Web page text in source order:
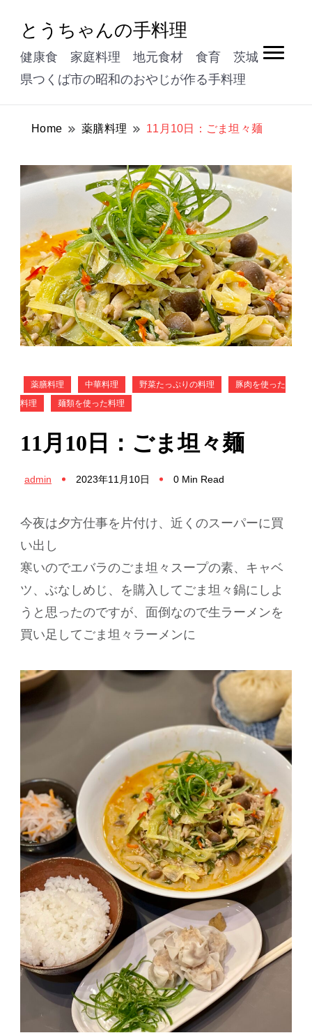
とうちゃんの手料理
健康食 家庭料理 地元食材 食育 茨城
県つくば市の昭和のおやじが作る手料理
Home 薬膳料理 11月10日：ごま坦々麺
薬膳料理 中華料理 野菜たっぷりの料理
豚肉を使った
料理
麺類を使った料理
11月10日：ごま坦々麺
admin 2023年11月10日 0 Min Read
今夜は夕方仕事を片付け、近くのスーパーに買
い出し
寒いのでエバラのごま坦々スープの素、キャベ
ツ、ぶなしめじ、を購入してごま坦々鍋にしよ
うと思ったのですが、面倒なので生ラーメンを
買い足してごま坦々ラーメンに